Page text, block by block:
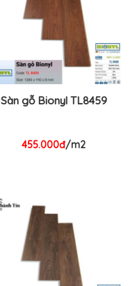
Sàn gỗ Bionyl TL8459
455.000đ/m2